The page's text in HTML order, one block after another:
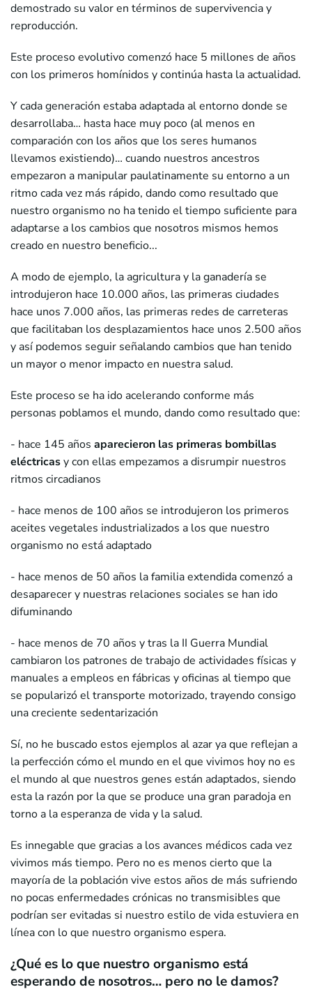
demostrado su valor en términos de supervivencia y
reproducción.
Este proceso evolutivo comenzó hace 5 millones de años
con los primeros homínidos y continúa hasta la actualidad.
Y cada generación estaba adaptada al entorno donde se
desarrollaba… hasta hace muy poco (al menos en
comparación con los años que los seres humanos
llevamos existiendo)… cuando nuestros ancestros
empezaron a manipular paulatinamente su entorno a un
ritmo cada vez más rápido, dando como resultado que
nuestro organismo no ha tenido el tiempo suficiente para
adaptarse a los cambios que nosotros mismos hemos
creado en nuestro beneficio...
A modo de ejemplo, la agricultura y la ganadería se
introdujeron hace 10.000 años, las primeras ciudades
hace unos 7.000 años, las primeras redes de carreteras
que facilitaban los desplazamientos hace unos 2.500 años
y así podemos seguir señalando cambios que han tenido
un mayor o menor impacto en nuestra salud.
Este proceso se ha ido acelerando conforme más
personas poblamos el mundo, dando como resultado que:
- hace 145 años aparecieron las primeras bombillas
eléctricasy con ellas empezamos a disrumpir nuestros
ritmos circadianos
- hace menos de 100 años se introdujeron los primeros
aceites vegetales industrializados a los que nuestro
organismo no está adaptado
- hace menos de 50 años la familia extendida comenzó a
desaparecer y nuestras relaciones sociales se han ido
difuminando
- hace menos de 70 años y tras la II Guerra Mundial
cambiaron los patrones de trabajo de actividades físicas y
manuales a empleos en fábricas y oficinas al tiempo que
se popularizó el transporte motorizado, trayendo consigo
una creciente sedentarización
Sí, no he buscado estos ejemplos al azar ya que reflejan a
la perfección cómo el mundo en el que vivimos hoy no es
el mundo al que nuestros genes están adaptados, siendo
esta la razón por la que se produce una gran paradoja en
torno a la esperanza de vida y la salud.
Es innegable que gracias a los avances médicos cada vez
vivimos más tiempo. Pero no es menos cierto que la
mayoría de la población vive estos años de más sufriendo
no pocas enfermedades crónicas no transmisibles que
podrían ser evitadas si nuestro estilo de vida estuviera en
línea con lo que nuestro organismo espera.
¿Qué es lo que nuestro organismo está
esperando de nosotros… pero no le damos?